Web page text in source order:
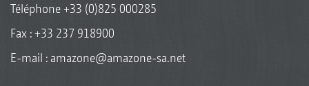
Téléphone+33 (0)825 000285
Fax : +33 237 918900
E-mail : amazone@amazone-sa.net